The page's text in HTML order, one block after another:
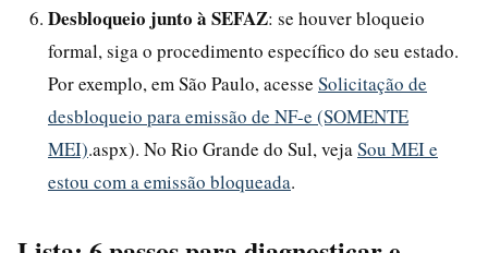
Desbloqueio junto à SEFAZ: se houver bloqueio
formal, siga o procedimento específico do seu estado.
Por exemplo, em São Paulo, acesse Solicitação de
desbloqueio para emissão de NF-e (SOMENTE
MEI).aspx). No Rio Grande do Sul, veja Sou MEI e
estou com a emissão bloqueada.